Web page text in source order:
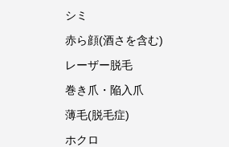
シミ
赤ら顔(酒さを含む)
レーザー脱毛
巻き爪・陥入爪
薄毛(脱毛症)
ホクロ